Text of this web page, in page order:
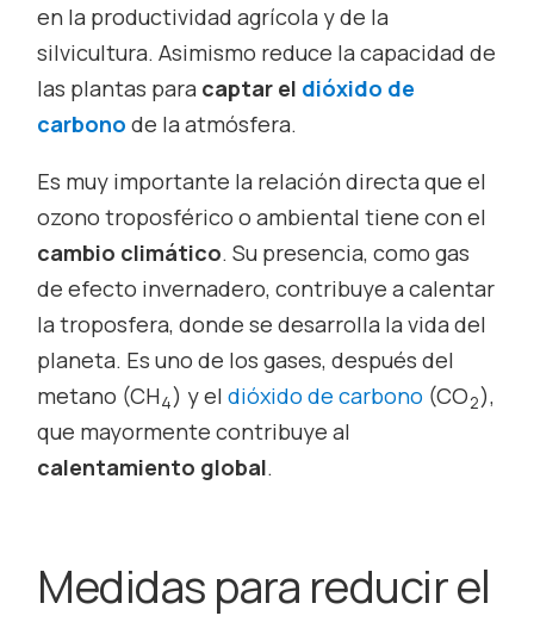
en la productividad agrícola y de la
silvicultura. Asimismo reduce la capacidad de
las plantas para captar el dióxido de
carbono de la atmósfera.
Es muy importante la relación directa que el
ozono troposférico o ambiental tiene con el
cambio climático. Su presencia, como gas
de efecto invernadero, contribuye a calentar
la troposfera, donde se desarrolla la vida del
planeta. Es uno de los gases, después del
metano (CH4) y eldióxido de carbono (CO2),
que mayormente contribuye al
calentamiento global.
Medidas para reducir el